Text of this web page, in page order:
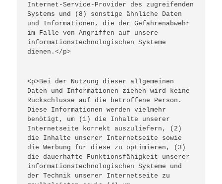
Internet-Service-Provider des zugreifenden
Systems und (8) sonstige ähnliche Daten
und Informationen, die der Gefahrenabwehr
im Falle von Angriffen auf unsere
informationstechnologischen Systeme
dienen.</p>
<p>Bei der Nutzung dieser allgemeinen
Daten und Informationen ziehen wird keine
Rückschlüsse auf die betroffene Person.
Diese Informationen werden vielmehr
benötigt, um (1) die Inhalte unserer
Internetseite korrekt auszuliefern, (2)
die Inhalte unserer Internetseite sowie
die Werbung für diese zu optimieren, (3)
die dauerhafte Funktionsfähigkeit unserer
informationstechnologischen Systeme und
der Technik unserer Internetseite zu